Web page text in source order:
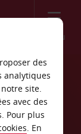
Menu
des
analytiques
site.
avec des
Pour plus
. En